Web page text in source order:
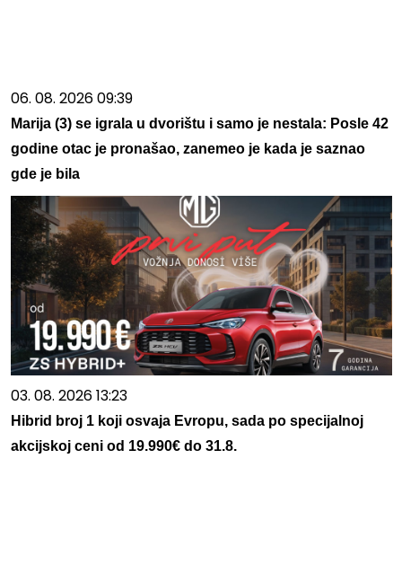
06. 08. 2026 09:39
Marija (3) se igrala u dvorištu i samo je nestala: Posle 42
godine otac je pronašao, zanemeo je kada je saznao
gde je bila
03. 08. 2026 13:23
Hibrid broj 1 koji osvaja Evropu, sada po specijalnoj
akcijskoj ceni od 19.990€ do 31.8.